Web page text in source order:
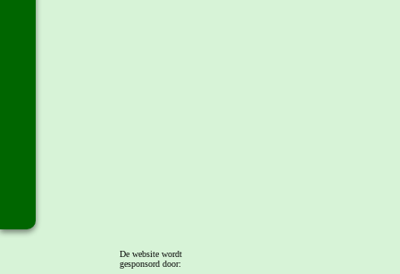
De website wordt
gesponsord door: